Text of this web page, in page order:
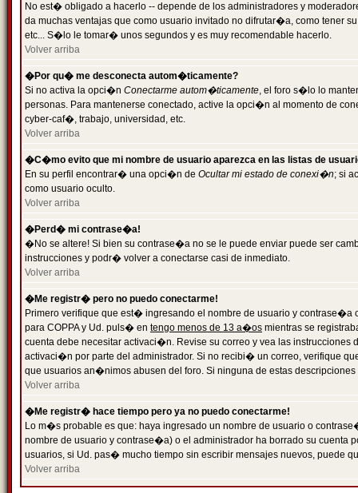
No est� obligado a hacerlo -- depende de los administradores y
da muchas ventajas que como usuario invitado no difrutar�a, como tener
etc... S�lo le tomar� unos segundos y es muy recomendable hacerlo.
Volver arriba
�Por qu� me desconecta autom�ticamente?
Si no activa la opci�n Conectarme autom�ticamente, el foro s�lo lo
personas. Para mantenerse conectado, active la opci�n al momento de
cyber-caf�, trabajo, universidad, etc.
Volver arriba
�C�mo evito que mi nombre de usuario aparezca en las listas de
En su perfil encontrar� una opci�n de Ocultar mi estado de conexi�n; si
como usuario oculto.
Volver arriba
�Perd� mi contrase�a!
�No se altere! Si bien su contrase�a no se le puede enviar puede ser
instrucciones y podr� volver a conectarse casi de inmediato.
Volver arriba
�Me registr� pero no puedo conectarme!
Primero verifique que est� ingresando el nombre de usuario y
para COPPA y Ud. puls� en tengo menos de 13 a�os mientras se
cuenta debe necesitar activaci�n. Revise su correo y vea las
activaci�n por parte del administrador. Si no recibi� un correo, verifique
que usuarios an�nimos abusen del foro. Si ninguna de estas
Volver arriba
�Me registr� hace tiempo pero ya no puedo conectarme!
Lo m�s probable es que: haya ingresado un nombre de usuario o
nombre de usuario y contrase�a) o el administrador ha borrado su
usuarios, si Ud. pas� mucho tiempo sin escribir mensajes nuevos, puede
Volver arriba